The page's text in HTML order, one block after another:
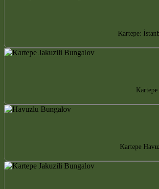
Kartepe:
Kartepe